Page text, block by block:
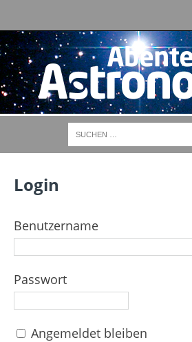
Login
Benutzername
Passwort
Angemeldet bleiben